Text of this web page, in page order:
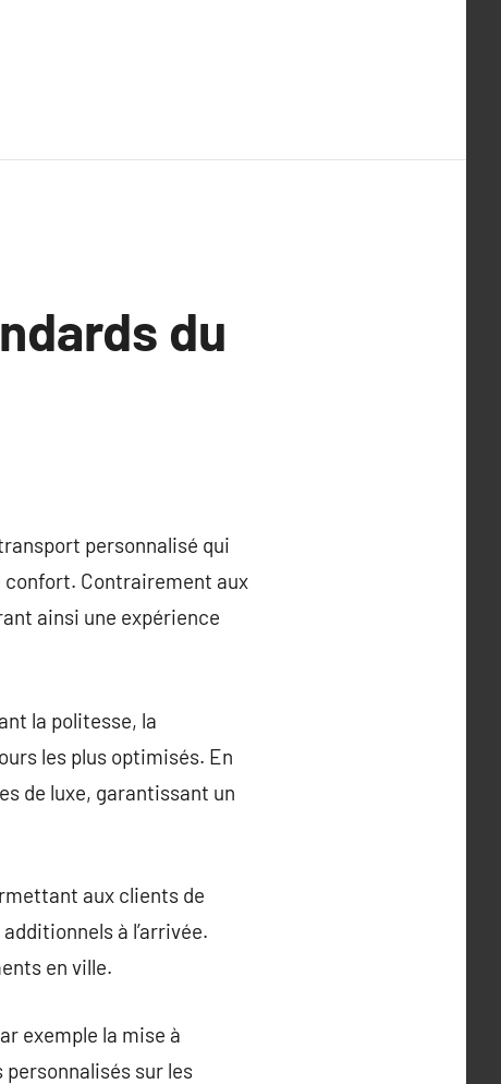
du
personnalisé qui
confort. Contrairement aux
ainsi une expérience
la politesse, la
les plus optimisés. En
de luxe, garantissant un
aux clients de
à l’arrivée.
en ville.
exemple la mise à
sur les